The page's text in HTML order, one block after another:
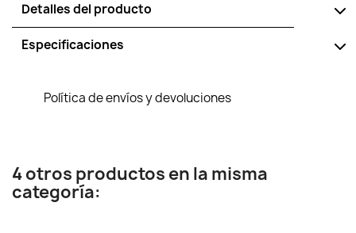
Detalles del producto
Especificaciones
Política de envíos y devoluciones
4 otros productos en la misma
categoría: